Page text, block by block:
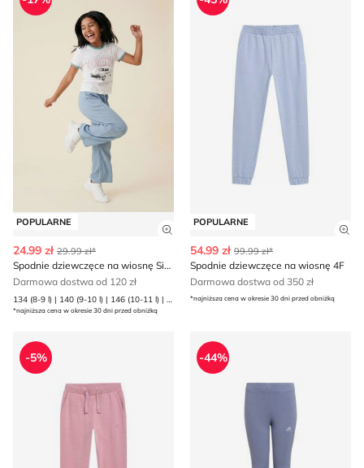
POPULARNE
Zobacz szczegóły produktu
24.99 zł 29.99 zł*
Spodnie dziewczęce na wiosnę Sinsay
Darmowa dostwa od 120 zł
134 (8-9 l) | 140 (9-10 l) | 146 (10-11 l) | 152 (11-12 l) | 158 (12-13 l) | 164 (13-14 l)
*najniższa cena w okresie 30 dni przed obniżką
POPULARNE
54.99 zł 99.99 zł*
Spodnie dziewczęce na wiosnę 4F
Darmowa dostwa od 350 zł
*najniższa cena w okresie 30 dni przed obniżką
Spodnie dziewczęce na wiosnę 4F
-5%
Spodnie dziewczęce na
-44%